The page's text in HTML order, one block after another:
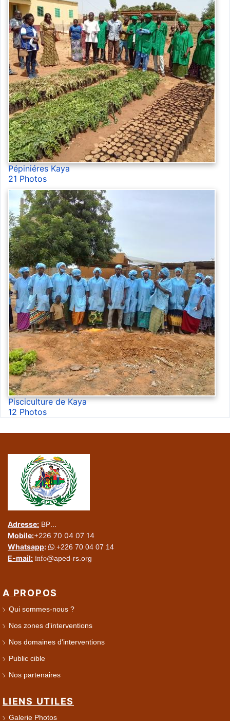
Pépiniéres Kaya
21 Photos
Pisciculture de Kaya
12 Photos
Adresse: BP...
Mobile:+226 70 04 07 14
Whatsapp: +226 70 04 07 14
E-mail: info@aped-rs.org
A PROPOS
Qui sommes-nous ?
Nos zones d'interventions
Nos domaines d'interventions
Public cible
Nos partenaires
LIENS UTILES
Galerie Photos